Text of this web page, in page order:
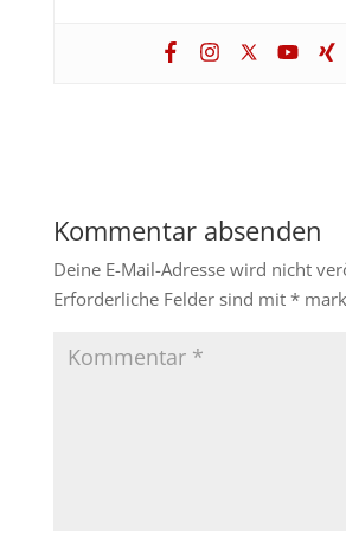
Kommentar absenden
Deine E-Mail-Adresse wird nicht
Erforderliche Felder sind mit *